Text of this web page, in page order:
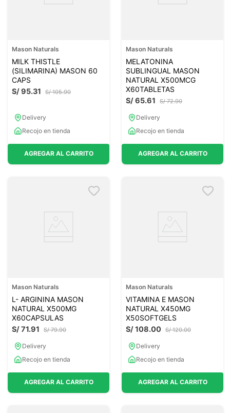
Mason Naturals
MILK THISTLE
(SILIMARINA) MASON 60
CAPS
S/ 105.90
S/95.31
Delivery
Recojo en tienda
AGREGAR AL CARRITO
Mason Naturals
MELATONINA
SUBLINGUAL MASON
NATURAL X500MCG
X60TABLETAS
S/ 72.90
S/65.61
Delivery
Recojo en tienda
AGREGAR AL CARRITO
Mason Naturals
L- ARGININA MASON
NATURAL X500MG
X60CAPSULAS
S/ 79.90
S/71.91
Delivery
Recojo en tienda
AGREGAR AL CARRITO
Mason Naturals
VITAMINA E MASON
NATURAL X450MG
X50SOFTGELS
S/ 120.00
S/108.00
Delivery
Recojo en tienda
AGREGAR AL CARRITO